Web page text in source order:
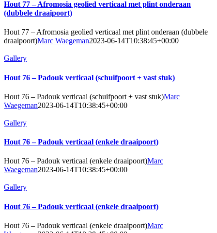
Hout 77 – Afromosia geolied verticaal met plint onderaan
(dubbele draaipoort)
Hout 77 – Afromosia geolied verticaal met plint onderaan (dubbele
draaipoort)Marc Waegeman2023-06-14T10:38:45+00:00
Gallery
Hout 76 – Padouk verticaal (schuifpoort + vast stuk)
Hout 76 – Padouk verticaal (schuifpoort + vast stuk)Marc
Waegeman2023-06-14T10:38:45+00:00
Gallery
Hout 76 – Padouk verticaal (enkele draaipoort)
Hout 76 – Padouk verticaal (enkele draaipoort)Marc
Waegeman2023-06-14T10:38:45+00:00
Gallery
Hout 76 – Padouk verticaal (enkele draaipoort)
Hout 76 – Padouk verticaal (enkele draaipoort)Marc